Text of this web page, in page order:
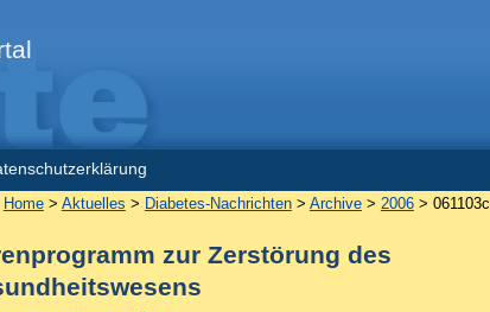
Home> Aktuelles > Diabetes-Nachrichten> Archive> 2006> 061103c
zur Zerstörung des